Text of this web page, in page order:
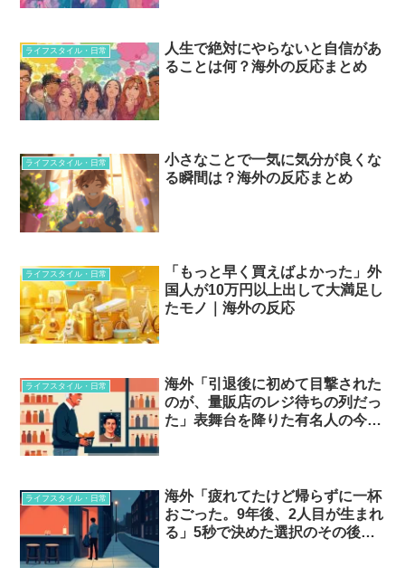
ライフスタイル・日常
人生で絶対にやらないと自信があ
ることは何？海外の反応まとめ
ライフスタイル・日常
小さなことで一気に気分が良くな
る瞬間は？海外の反応まとめ
ライフスタイル・日常
「もっと早く買えばよかった」外
国人が10万円以上出して大満足し
たモノ｜海外の反応
ライフスタイル・日常
海外「引退後に初めて目撃された
のが、量販店のレジ待ちの列だっ
た」表舞台を降りた有名人の今…
ライフスタイル・日常
海外「疲れてたけど帰らずに一杯
おごった。9年後、2人目が生まれ
る」5秒で決めた選択のその後…